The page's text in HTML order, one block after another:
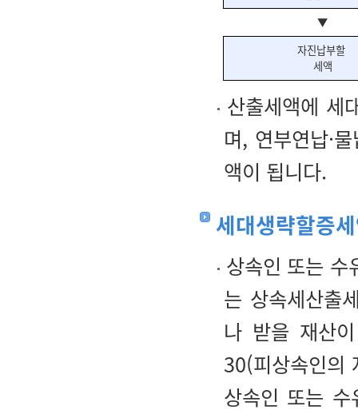
▼
자진납부할
세액
산출세액에 세
며, 연부연납·
액이 됩니다.
세대생략할증
상속인 또는 수
는 상속세산출
나 받을 재산
30(피상속인의
상속인 또는